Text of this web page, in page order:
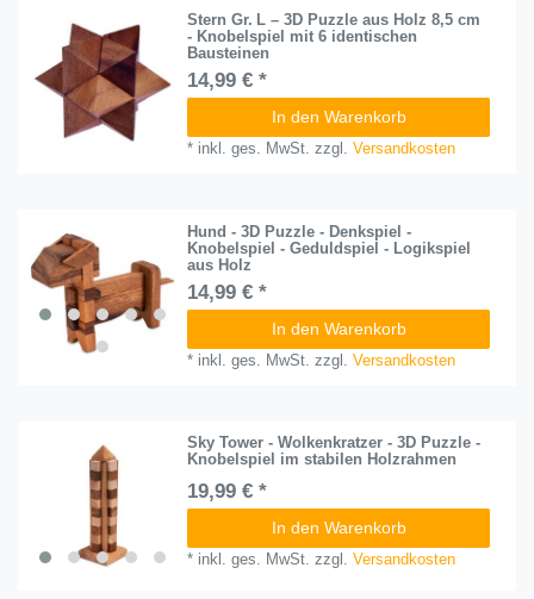
Stern Gr. L – 3D Puzzle aus Holz 8,5 cm
- Knobelspiel mit 6 identischen
Bausteinen
14,99 € *
In den Warenkorb
* inkl. ges. MwSt. zzgl.Versandkosten
Hund - 3D Puzzle - Denkspiel -
Knobelspiel - Geduldspiel - Logikspiel
aus Holz
14,99 € *
In den Warenkorb
* inkl. ges. MwSt. zzgl.Versandkosten
Sky Tower - Wolkenkratzer - 3D Puzzle -
Knobelspiel im stabilen Holzrahmen
19,99 € *
In den Warenkorb
* inkl. ges. MwSt. zzgl.Versandkosten